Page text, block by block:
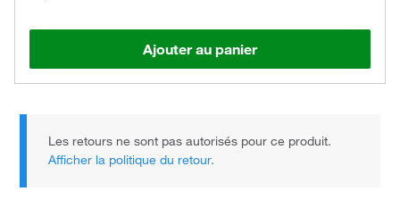
Ajouter au panier
Les retours ne sont pas autorisés pour ce produit.
Afficher la politique du retour.